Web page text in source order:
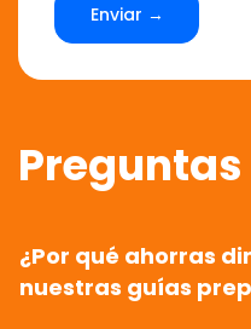
Enviar →
¿Por qué ahorras
nuestras guías